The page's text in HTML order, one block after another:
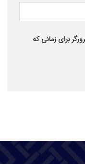
برای زمانی که